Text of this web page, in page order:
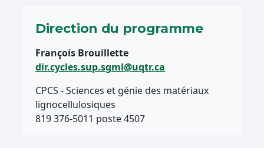
Direction du programme
François Brouillette
dir.cycles.sup.sgml@uqtr.ca
CPCS - Sciences et génie des matériaux
lignocellulosiques
819 376-5011 poste 4507